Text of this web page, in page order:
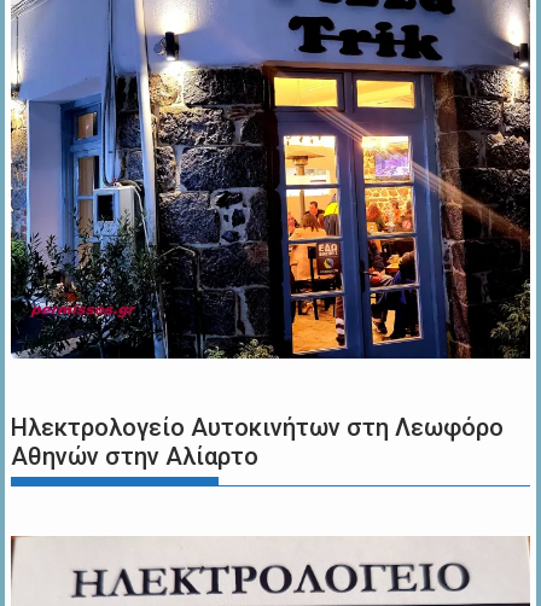
Ηλεκτρολογείο Αυτοκινήτων στη Λεωφόρο
Αθηνών στην Αλίαρτο